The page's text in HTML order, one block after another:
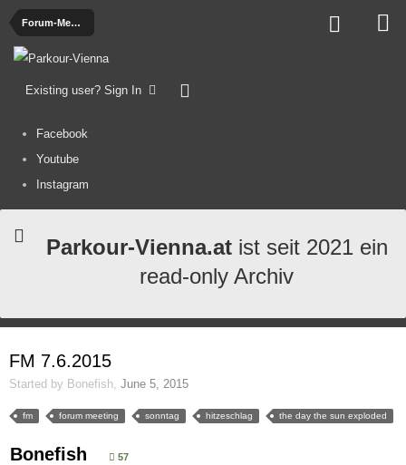
Forum-Meeting Diskussion
Existing user? Sign In
Facebook
Youtube
Instagram
Parkour-Vienna.atist seit 2021 ein
read-only Archiv
FM 7.6.2015
Started by Bonefish June 5, 2015
fm forum meeting sonntag hitzeschlag the day the sun exploded
Bonefish 57